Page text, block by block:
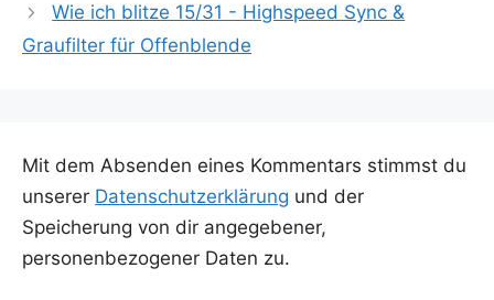
Wie ich blitze 15/31 - Highspeed Sync &
Graufilter für Offenblende
Mit dem Absenden eines Kommentars stimmst du
unserer Datenschutzerklärung und der
Speicherung von dir angegebener,
personenbezogener Daten zu.